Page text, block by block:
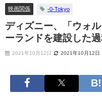
映画関係 -0-Tokyo
ディズニー、「ウォ
ーランドを建設した
2021年10月12日 2021年10月12日